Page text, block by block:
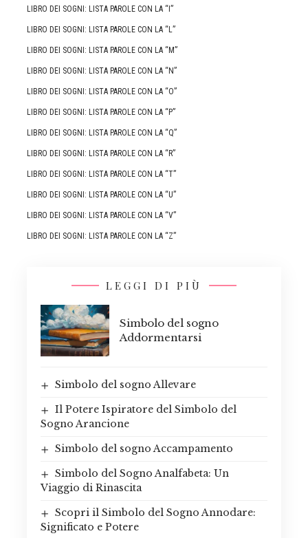
LIBRO DEI SOGNI: LISTA PAROLE CON LA “I”
LIBRO DEI SOGNI: LISTA PAROLE CON LA “L”
LIBRO DEI SOGNI: LISTA PAROLE CON LA “M”
LIBRO DEI SOGNI: LISTA PAROLE CON LA “N”
LIBRO DEI SOGNI: LISTA PAROLE CON LA “O”
LIBRO DEI SOGNI: LISTA PAROLE CON LA “P”
LIBRO DEI SOGNI: LISTA PAROLE CON LA “Q”
LIBRO DEI SOGNI: LISTA PAROLE CON LA “R”
LIBRO DEI SOGNI: LISTA PAROLE CON LA “T”
LIBRO DEI SOGNI: LISTA PAROLE CON LA “U”
LIBRO DEI SOGNI: LISTA PAROLE CON LA “V”
LIBRO DEI SOGNI: LISTA PAROLE CON LA “Z”
LEGGI DI PIÙ
Simbolo del sogno
Addormentarsi
Simbolo del sogno Allevare
Il Potere Ispiratore del Simbolo del
Sogno Arancione
Simbolo del sogno Accampamento
Simbolo del Sogno Analfabeta: Un
Viaggio di Rinascita
Scopri il Simbolo del Sogno Annodare:
Significato e Potere